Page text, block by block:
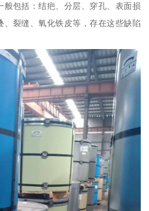
般包括：结疤、分层、穿孔、表面损
、裂缝、氧化铁皮等，存在这些缺陷